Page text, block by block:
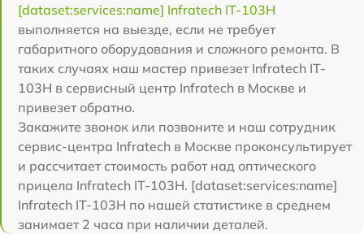
[dataset:services:name] Infratech IT-103Н
выполняется на выезде, если не требует
габаритного оборудования и сложного ремонта. В
таких случаях наш мастер привезет Infratech IT-
103Н в сервисный центр Infratech в Москве и
привезет обратно.
Закажите звонок или позвоните и наш сотрудник
сервис-центра Infratech в Москве проконсультирует
и рассчитает стоимость работ над оптического
прицела Infratech IT-103Н. [dataset:services:name]
Infratech IT-103Н по нашей статистике в среднем
занимает 2 часа при наличии деталей.